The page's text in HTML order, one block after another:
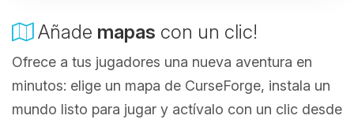
Añade mapas con un clic!
Ofrece a tus jugadores una nueva aventura en
minutos: elige un mapa de CurseForge, instala un
mundo listo para jugar y actívalo con un clic desde